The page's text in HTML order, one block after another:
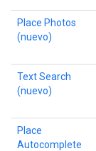
Place Photos
(nuevo)
Text Search
(nuevo)
Place
Autocomplete